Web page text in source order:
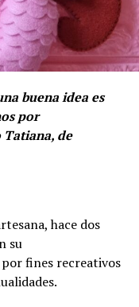
buena idea es
por
de
hace dos
su
fines recreativos